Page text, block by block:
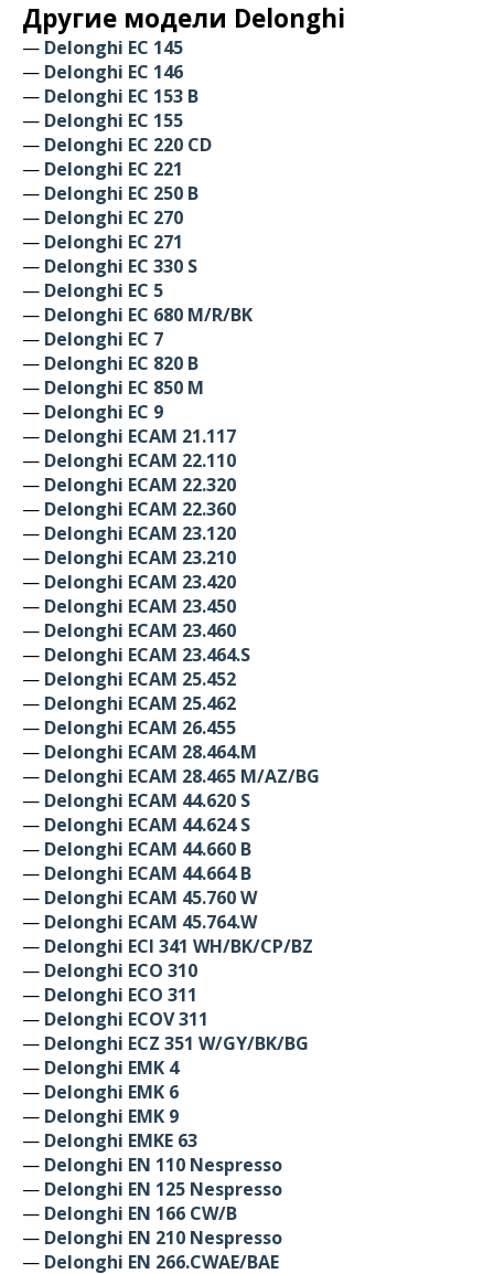
Другие модели Delonghi
— Delonghi EC 145
— Delonghi EC 146
— Delonghi EC 153 B
— Delonghi EC 155
— Delonghi EC 220 CD
— Delonghi EC 221
— Delonghi EC 250 B
— Delonghi EC 270
— Delonghi EC 271
— Delonghi EC 330 S
— Delonghi EC 5
— Delonghi EC 680 M/R/BK
— Delonghi EC 7
— Delonghi EC 820 B
— Delonghi EC 850 M
— Delonghi EC 9
— Delonghi ECAM 21.117
— Delonghi ECAM 22.110
— Delonghi ECAM 22.320
— Delonghi ECAM 22.360
— Delonghi ECAM 23.120
— Delonghi ECAM 23.210
— Delonghi ECAM 23.420
— Delonghi ECAM 23.450
— Delonghi ECAM 23.460
— Delonghi ECAM 23.464.S
— Delonghi ECAM 25.452
— Delonghi ECAM 25.462
— Delonghi ECAM 26.455
— Delonghi ECAM 28.464.M
— Delonghi ECAM 28.465 M/AZ/BG
— Delonghi ECAM 44.620 S
— Delonghi ECAM 44.624 S
— Delonghi ECAM 44.660 B
— Delonghi ECAM 44.664 B
— Delonghi ECAM 45.760 W
— Delonghi ECAM 45.764.W
— Delonghi ECI 341 WH/BK/CP/BZ
— Delonghi ECO 310
— Delonghi ECO 311
— Delonghi ECOV 311
— Delonghi ECZ 351 W/GY/BK/BG
— Delonghi EMK 4
— Delonghi EMK 6
— Delonghi EMK 9
— Delonghi EMKE 63
— Delonghi EN 110 Nespresso
— Delonghi EN 125 Nespresso
— Delonghi EN 166 CW/B
— Delonghi EN 210 Nespresso
— Delonghi EN 266.CWAE/BAE